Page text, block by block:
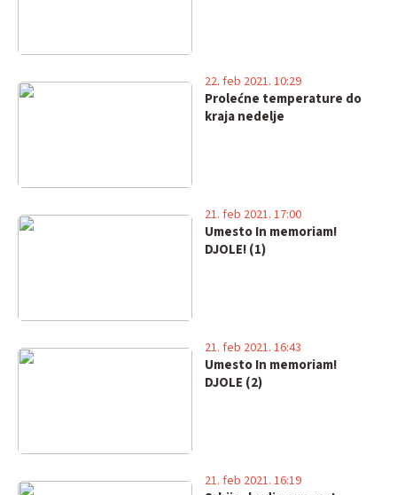
Prolećne temperature do
kraja nedelje
22. feb 2021. 10:29
Umesto In memoriam!
DJOLE! (1)
21. feb 2021. 17:00
Umesto In memoriam!
DJOLE (2)
21. feb 2021. 16:43
21. feb 2021. 16:19